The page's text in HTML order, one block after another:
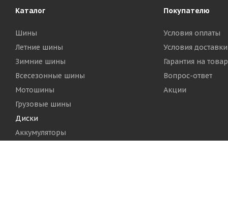
Каталог
Шины
Летние шины
Зимние шины
Всесезонные шины
Мотошины
Грузовые шины
Диски
Аккумуляторы
Покупателю
Условия оплаты
Условия доставки
Гарантия на товар
Вопрос-ответ
Акции